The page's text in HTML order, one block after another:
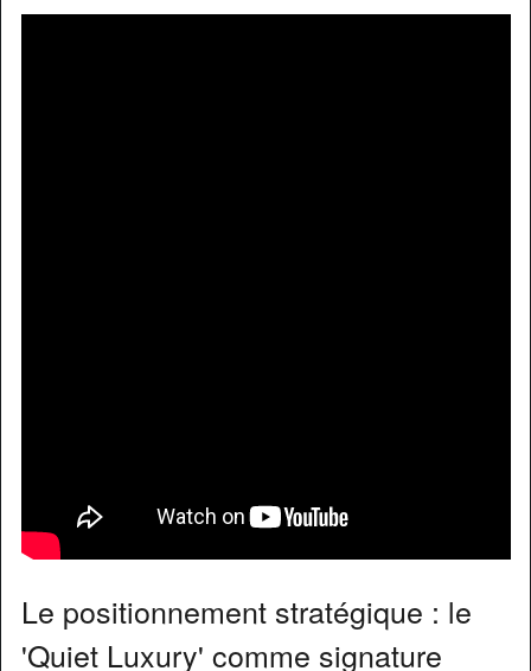
Le positionnement stratégique : le
'Quiet Luxury' comme signature